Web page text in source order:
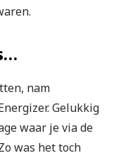
nam
Gelukkig
waar je via de
was het toch